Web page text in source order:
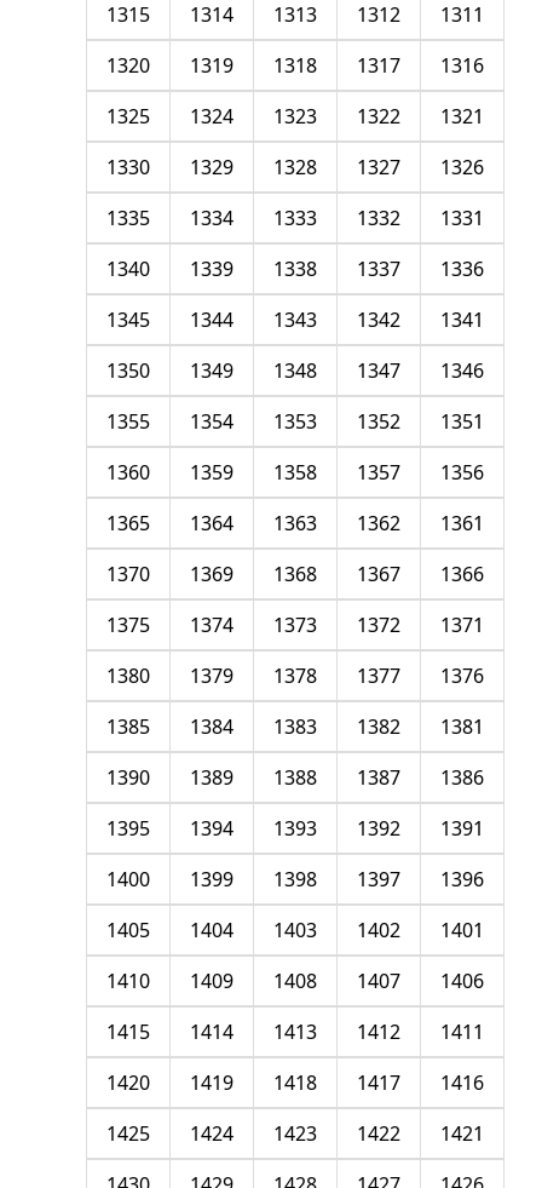
1311
1312
1313
1314
1315
1316
1317
1318
1319
1320
1321
1322
1323
1324
1325
1326
1327
1328
1329
1330
1331
1332
1333
1334
1335
1336
1337
1338
1339
1340
1341
1342
1343
1344
1345
1346
1347
1348
1349
1350
1351
1352
1353
1354
1355
1356
1357
1358
1359
1360
1361
1362
1363
1364
1365
1366
1367
1368
1369
1370
1371
1372
1373
1374
1375
1376
1377
1378
1379
1380
1381
1382
1383
1384
1385
1386
1387
1388
1389
1390
1391
1392
1393
1394
1395
1396
1397
1398
1399
1400
1401
1402
1403
1404
1405
1406
1407
1408
1409
1410
1411
1412
1413
1414
1415
1416
1417
1418
1419
1420
1421
1422
1423
1424
1425